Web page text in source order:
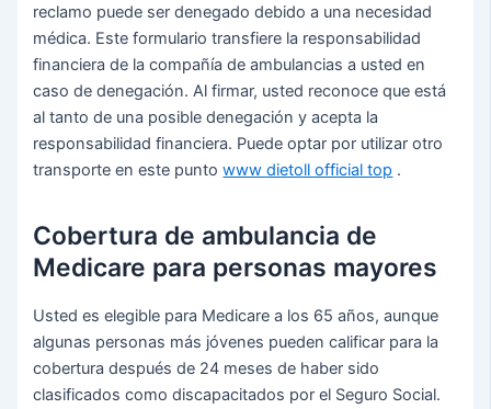
reclamo puede ser denegado debido a una necesidad
médica. Este formulario transfiere la responsabilidad
financiera de la compañía de ambulancias a usted en
caso de denegación. Al firmar, usted reconoce que está
al tanto de una posible denegación y acepta la
responsabilidad financiera. Puede optar por utilizar otro
transporte en este puntowww dietoll official top .
Cobertura de ambulancia de
Medicare para personas mayores
Usted es elegible para Medicare a los 65 años, aunque
algunas personas más jóvenes pueden calificar para la
cobertura después de 24 meses de haber sido
clasificados como discapacitados por el Seguro Social.